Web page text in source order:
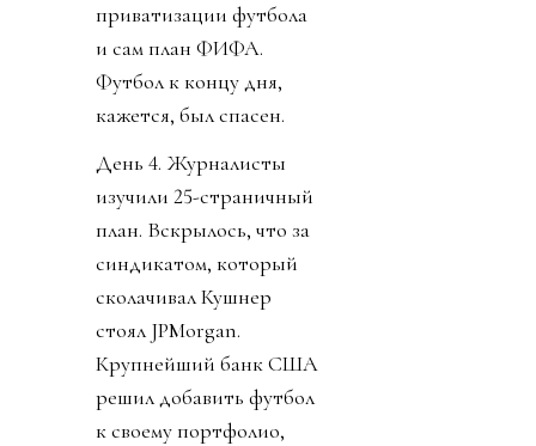
приватизации футбола
и сам план ФИФА.
Футбол к концу дня,
кажется, был спасен.
День 4. Журналисты
изучили 25-страничный
план. Вскрылось, что за
синдикатом, который
сколачивал Кушнер
стоял JPMorgan.
Крупнейший банк США
решил добавить футбол
к своему портфолио,